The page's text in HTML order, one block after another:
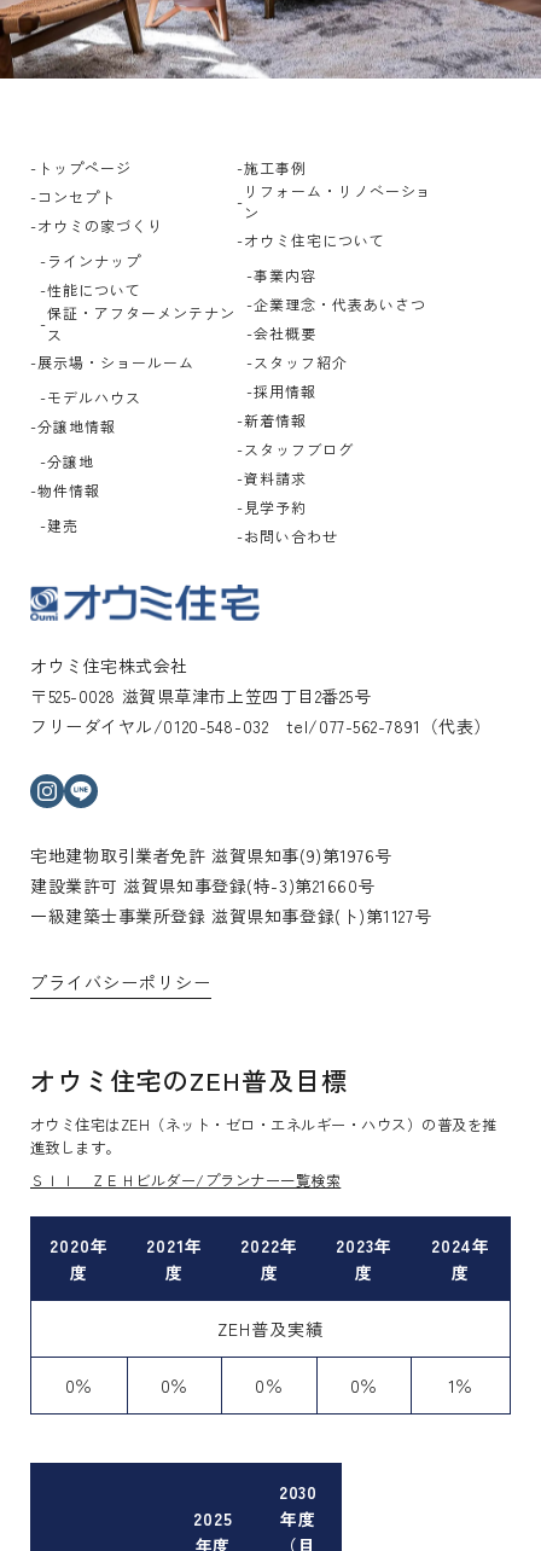
オウミ住宅株式会社
〒525-0028 滋賀県草津市上笠四丁目2番25号
フリーダイヤル/0120-548-032 tel/077-562-7891（代表）
インスタグラム
宅地建物取引業者免許 滋賀県知事(9)第1976号
建設業許可 滋賀県知事登録(特-3)第21660号
一級建築士事業所登録 滋賀県知事登録(ト)第1127号
プライバシーポリシー
オウミ住宅のZEH普及目標
オウミ住宅はZEH（ネット・ゼロ・エネルギー・ハウス）の普及を推
進致します。
ＳＩＩ ＺＥＨビルダー/プランナー一覧検索
2020年
度
2021年
度
2022年
度
2023年
度
2024年
度
ZEH普及実績
0％ 0％ 0％ 0％ 1％
2025
年度
2030
年度
（目
トップページ
コンセプト
オウミの家づくり
ラインナップ
性能について
保証・アフターメンテナン
ス
展示場・ショールーム
モデルハウス
分譲地情報
分譲地
物件情報
建売
施工事例
リフォーム・リノベーショ
ン
オウミ住宅について
事業内容
企業理念・代表あいさつ
会社概要
スタッフ紹介
採用情報
新着情報
スタッフブログ
資料請求
見学予約
お問い合わせ